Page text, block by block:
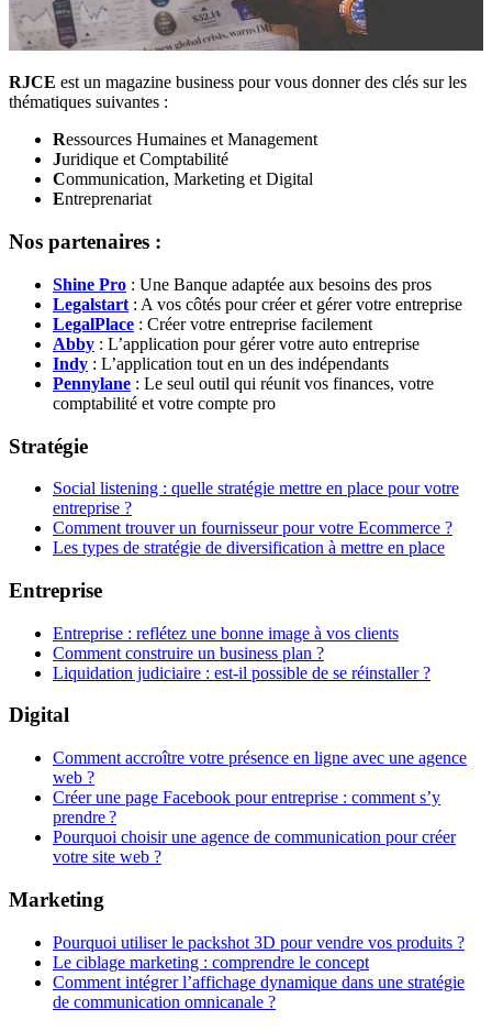
RJCE est un magazine business pour vous donner des clés sur les
thématiques suivantes :
Ressources Humaines et Management
Juridique et Comptabilité
Communication, Marketing et Digital
Entreprenariat
Nos partenaires :
Shine Pro : Une Banque adaptée aux besoins des pros
Legalstart : A vos côtés pour créer et gérer votre entreprise
LegalPlace : Créer votre entreprise facilement
Abby : L’application pour gérer votre auto entreprise
Indy : L’application tout en un des indépendants
Pennylane : Le seul outil qui réunit vos finances, votre
comptabilité et votre compte pro
Stratégie
Social listening : quelle stratégie mettre en place pour votre
entreprise ?
Comment trouver un fournisseur pour votre Ecommerce ?
Les types de stratégie de diversification à mettre en place
Entreprise
Entreprise : reflétez une bonne image à vos clients
Comment construire un business plan ?
Liquidation judiciaire : est-il possible de se réinstaller ?
Digital
Comment accroître votre présence en ligne avec une agence
web ?
Créer une page Facebook pour entreprise : comment s’y
prendre ?
Pourquoi choisir une agence de communication pour créer
votre site web ?
Marketing
Pourquoi utiliser le packshot 3D pour vendre vos produits ?
Le ciblage marketing : comprendre le concept
Comment intégrer l’affichage dynamique dans une stratégie
de communication omnicanale ?